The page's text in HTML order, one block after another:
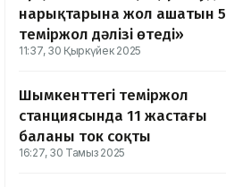
нарықтарына жол ашатын 5
теміржол дәлізі өтеді»
11:37, 30 Қыркүйек 2025
Шымкенттегі теміржол
станциясында 11 жастағы
баланы ток соқты
16:27, 30 Тамыз 2025